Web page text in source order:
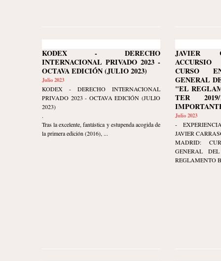
KODEX - DERECHO
INTERNACIONAL PRIVADO 2023 -
OCTAVA EDICIÓN (JULIO 2023)
Julio 2023
KODEX - DERECHO INTERNACIONAL
PRIVADO 2023 - OCTAVA EDICIÓN (JULIO
2023)
.
Tras la excelente, fantástica y estupenda acogida de
la primera edición (2016), ...
JAVIER
CURSO
GENERAL
"EL
TER 2019/
Julio 2023
-
JAVIER
MADRID:
GENERAL
REGLAMENTO